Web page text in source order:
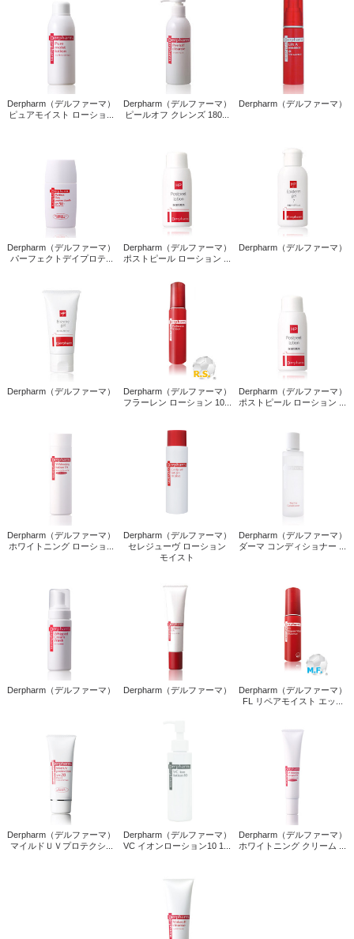
Derpharm（デルファーマ）
ピュアモイスト ローショ...
Derpharm（デルファーマ）
ピールオフ クレンズ 180...
Derpharm（デルファーマ）
Derpharm（デルファーマ）
パーフェクトデイプロテ...
Derpharm（デルファーマ）
ポストピール ローション ...
Derpharm（デルファーマ）
Derpharm（デルファーマ）
Derpharm（デルファーマ）
フラーレン ローション 10...
Derpharm（デルファーマ）
ポストピール ローション ...
Derpharm（デルファーマ）
ホワイトニング ローショ...
Derpharm（デルファーマ）
セレジューヴ ローション
モイスト
Derpharm（デルファーマ）
ダーマ コンディショナー ...
Derpharm（デルファーマ） Derpharm（デルファーマ）
Derpharm（デルファーマ）
FL リペアモイスト エッ...
Derpharm（デルファーマ）
マイルドＵＶプロテクシ...
Derpharm（デルファーマ）
VC イオンローション10 1...
Derpharm（デルファーマ）
ホワイトニング クリーム ...